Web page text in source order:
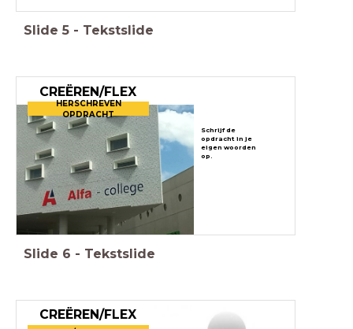
Slide 5 - Tekstslide
Schrijf de
opdracht in je
eigen woorden
op.
CREËREN/FLEX
HERSCHREVEN
OPDRACHT
Slide 6 - Tekstslide
CREËREN/FLEX